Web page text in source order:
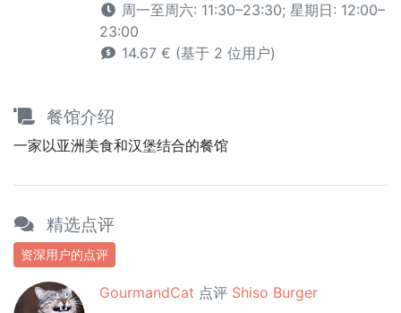
周一至周六: 11:30–23:30; 星期日: 12:00–
23:00
14.67 € (基于 2 位用户)
餐馆介绍
一家以亚洲美食和汉堡结合的餐馆
精选点评
资深用户的点评
GourmandCat 点评 Shiso Burger